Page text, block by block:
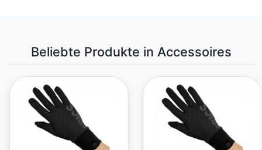
Beliebte Produkte in Accessoires